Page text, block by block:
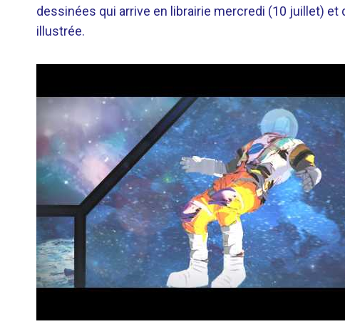
dessinées qui arrive en librairie mercredi (10 juillet)
illustrée.